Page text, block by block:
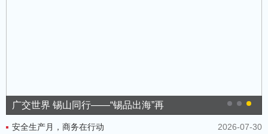
广交世界 锡山同行——“锡品出海”再
2026-07-30
安全生产月，商务在行动